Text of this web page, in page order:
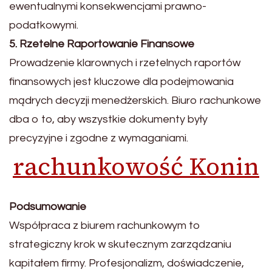
ewentualnymi konsekwencjami prawno-
podatkowymi.
5. Rzetelne Raportowanie Finansowe
Prowadzenie klarownych i rzetelnych raportów
finansowych jest kluczowe dla podejmowania
mądrych decyzji menedżerskich. Biuro rachunkowe
dba o to, aby wszystkie dokumenty były
precyzyjne i zgodne z wymaganiami.
rachunkowość Konin
Podsumowanie
Współpraca z biurem rachunkowym to
strategiczny krok w skutecznym zarządzaniu
kapitałem firmy. Profesjonalizm, doświadczenie,